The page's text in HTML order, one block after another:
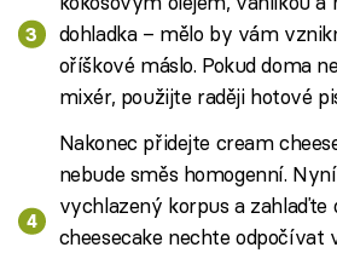
dohladka – mělo by vám
oříškové máslo. Pokud doma
mixér, použijte raději hotové
Nakonec přidejte cream
nebude směs homogenní.
vychlazený korpus a zahlaďte
cheesecake nechte odpočívat